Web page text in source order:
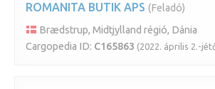
ROMANITA BUTIK APS (Feladó)
Brædstrup, Midtjylland régió, Dánia
Cargopedia ID: C165863 (2022. április 2.-